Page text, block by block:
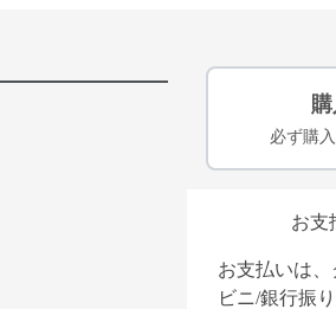
必ず購
お支
お支払いは
ビニ/銀行振